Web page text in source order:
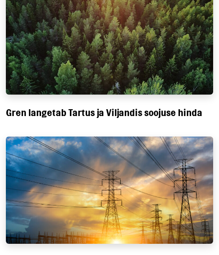
Gren langetab Tartus ja Viljandis soojuse hinda